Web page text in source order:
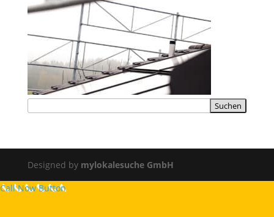
Designed by mylokalesuche GmbH
Call Now Button